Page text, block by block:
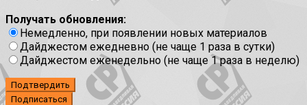
Получать обновления:
Немедленно, при появлении новых материалов
Дайджестом ежедневно (не чаще 1 раза в сутки)
Дайджестом еженедельно (не чаще 1 раза в неделю)
Подтвердить